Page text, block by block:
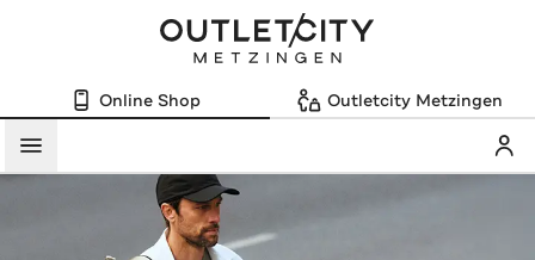
Online Shop Outletcity Metzingen
Menü